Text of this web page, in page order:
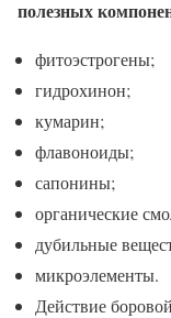
полезных
фитоэстрогены;
гидрохинон;
кумарин;
флавоноиды;
сапонины;
органические
дубильные
микроэлементы.
Действие